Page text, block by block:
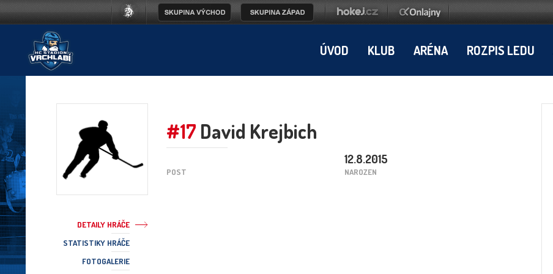
ÚVOD KLUB ARÉNA ROZPIS LEDU
#17 David Krejbich
POST
12.8.2015
NAROZEN
DETAILY HRÁČE
STATISTIKY HRÁČE
FOTOGALERIE